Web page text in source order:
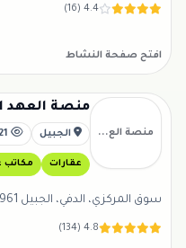
4.4 (16)
افتح صفحة النشاط
منصة الع...
منصة العهد
الجبيل
عقارات مكاتب
سوق المركزي، الدفي، الجبيل 31961
4.8 (134)